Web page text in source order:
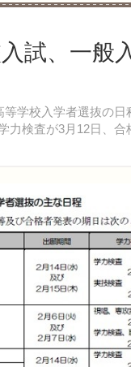
試、一般
学校入学者選抜の日
力検査が3月12日、